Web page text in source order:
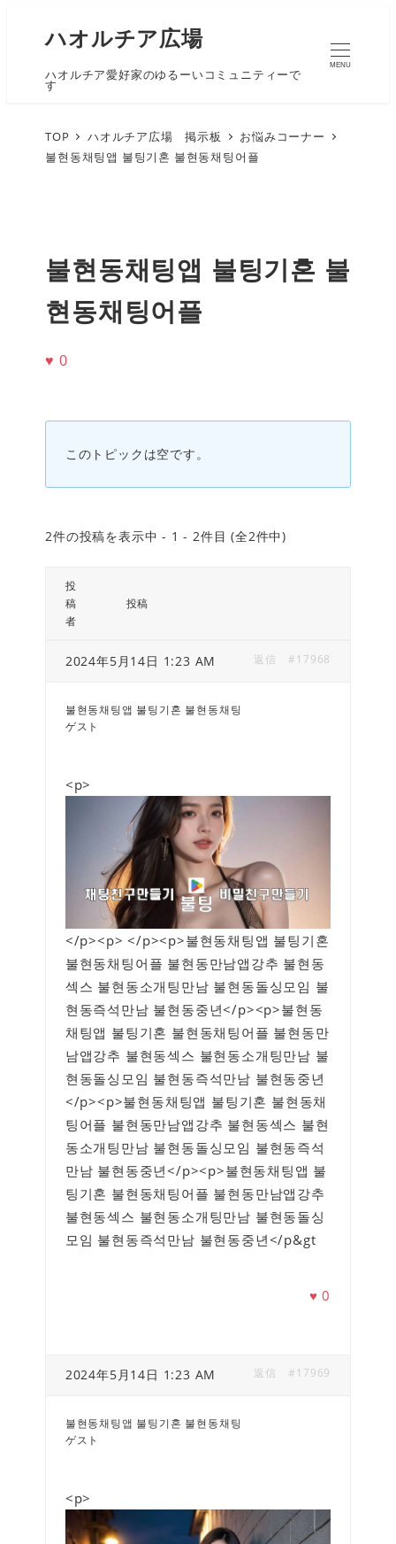
ハオルチア広場
ハオルチア愛好家のゆるーいコミュニティーで
す
MENU
TOP ハオルチア広場 掲示板
お悩みコーナー
불현동채팅앱 불팅기혼 불현동채팅어플
불현동채팅앱 불팅기혼 불
현동채팅어플
♥ 0
このトピックは空です。
2件の投稿を表示中 - 1 - 2件目 (全2件中)
投
稿
者
投稿
2024年5月14日 1:23 AM #17968
返信
불현동채팅앱 불팅기혼 불현동채팅
ゲスト
<p>
</p><p> </p><p>불현동채팅앱 불팅기혼
불현동채팅어플 불현동만남앱강추 불현동
섹스 불현동소개팅만남 불현동돌싱모임 불
현동즉석만남 불현동중년</p><p>불현동
채팅앱 불팅기혼 불현동채팅어플 불현동만
남앱강추 불현동섹스 불현동소개팅만남 불
현동돌싱모임 불현동즉석만남 불현동중년
</p><p>불현동채팅앱 불팅기혼 불현동채
팅어플 불현동만남앱강추 불현동섹스 불현
동소개팅만남 불현동돌싱모임 불현동즉석
만남 불현동중년</p><p>불현동채팅앱 불
팅기혼 불현동채팅어플 불현동만남앱강추
불현동섹스 불현동소개팅만남 불현동돌싱
모임 불현동즉석만남 불현동중년</p&gt
♥0
2024年5月14日 1:23 AM #17969
返信
불현동채팅앱 불팅기혼 불현동채팅
ゲスト
<p>